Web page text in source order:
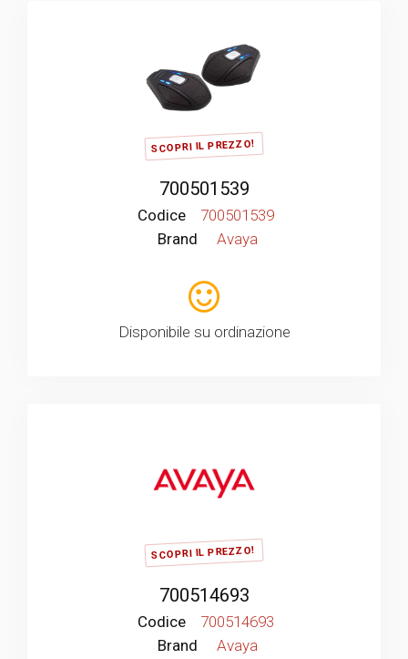
SCOPRI IL PREZZO!
700501539
Codice
700501539
Brand
Avaya
Disponibile su ordinazione
SCOPRI IL PREZZO!
700514693
Codice
700514693
Brand
Avaya